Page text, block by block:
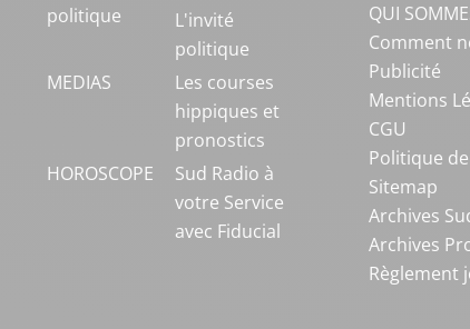
politique
L'invité
politique
MEDIAS
Les courses
hippiques et
pronostics
HOROSCOPE
Sud Radio à
votre Service
avec Fiducial
QUI
Comment
Publicité
Mentions
CGU
Politique
Sitemap
Archives
Archives
Règlement